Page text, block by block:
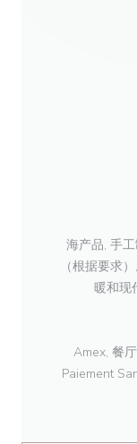
海产品, 手
（根据要求
暖和现
Amex, 餐
Paiement